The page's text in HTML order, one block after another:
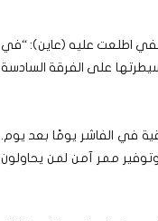
اطلعت عليه (عاين): “في
سيطرتها على الفرقة السادسة
في الفاشر يومًا بعد يوم.
ممر آمن لمن يحاولون